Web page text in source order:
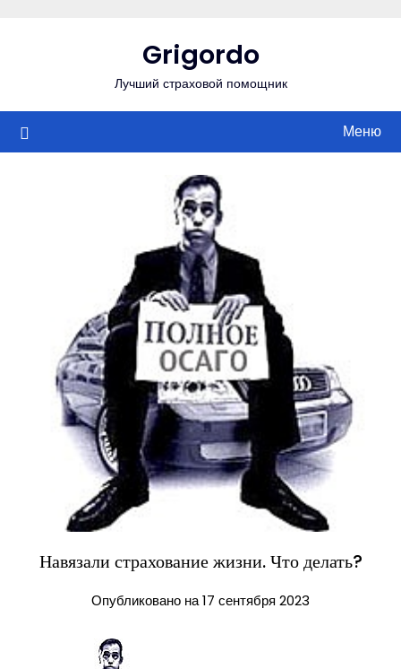
Grigordo
Лучший страховой помощник
Меню
Навязали страхование жизни. Что делать?
Опубликовано на 17 сентября 2023